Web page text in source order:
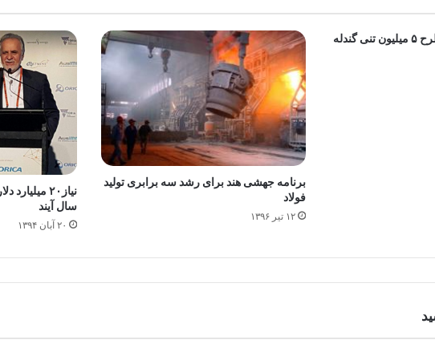
آغاز عملیات اجرایی طرح ۵ میلیون تنی گندله
برنامه جهشی هند برای رشد سه برابری تولید
فولاد
۱۲ تیر ۱۳۹۶
سال آیند
۲۰ آبان ۱۳۹۴